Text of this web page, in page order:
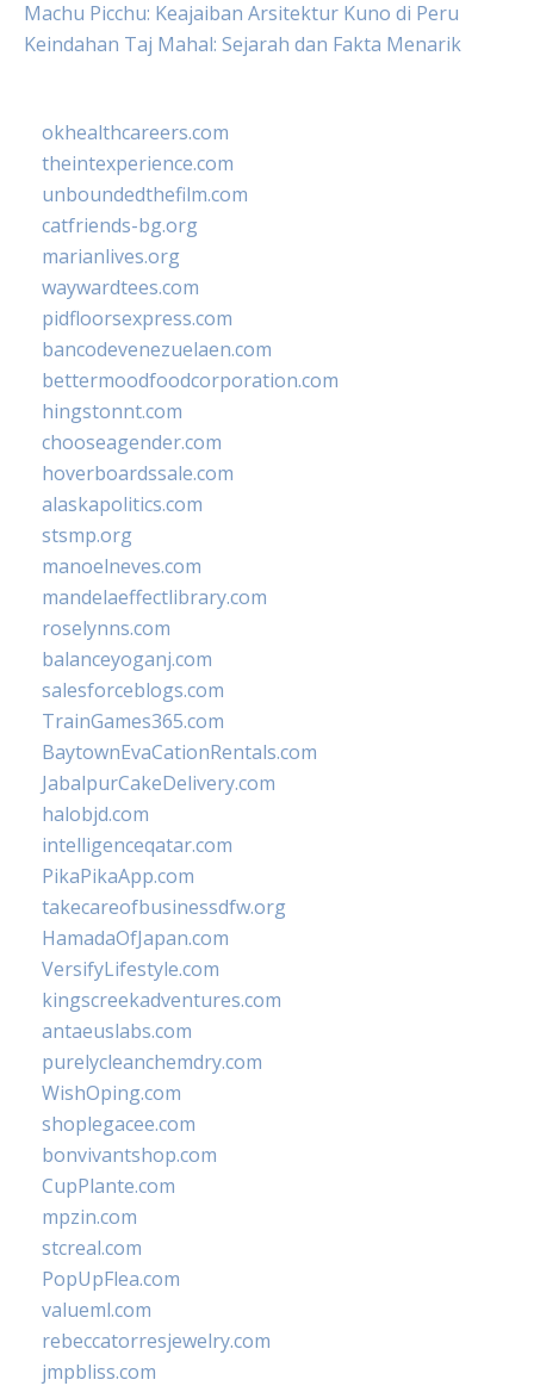
Machu Picchu: Keajaiban Arsitektur Kuno di Peru
Keindahan Taj Mahal: Sejarah dan Fakta Menarik
okhealthcareers.com
theintexperience.com
unboundedthefilm.com
catfriends-bg.org
marianlives.org
waywardtees.com
pidfloorsexpress.com
bancodevenezuelaen.com
bettermoodfoodcorporation.com
hingstonnt.com
chooseagender.com
hoverboardssale.com
alaskapolitics.com
stsmp.org
manoelneves.com
mandelaeffectlibrary.com
roselynns.com
balanceyoganj.com
salesforceblogs.com
TrainGames365.com
BaytownEvaCationRentals.com
JabalpurCakeDelivery.com
halobjd.com
intelligenceqatar.com
PikaPikaApp.com
takecareofbusinessdfw.org
HamadaOfJapan.com
VersifyLifestyle.com
kingscreekadventures.com
antaeuslabs.com
purelycleanchemdry.com
WishOping.com
shoplegacee.com
bonvivantshop.com
CupPlante.com
mpzin.com
stcreal.com
PopUpFlea.com
valueml.com
rebeccatorresjewelry.com
jmpbliss.com